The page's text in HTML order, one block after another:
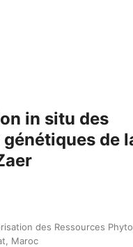
in situ des
de
des Ressources
Maroc